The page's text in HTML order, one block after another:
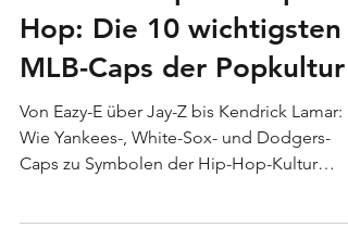
4 Min. Lesezeit
Culture
Baseball-Caps im Hip-
Hop: Die 10 wichtigsten
MLB-Caps der Popkultur